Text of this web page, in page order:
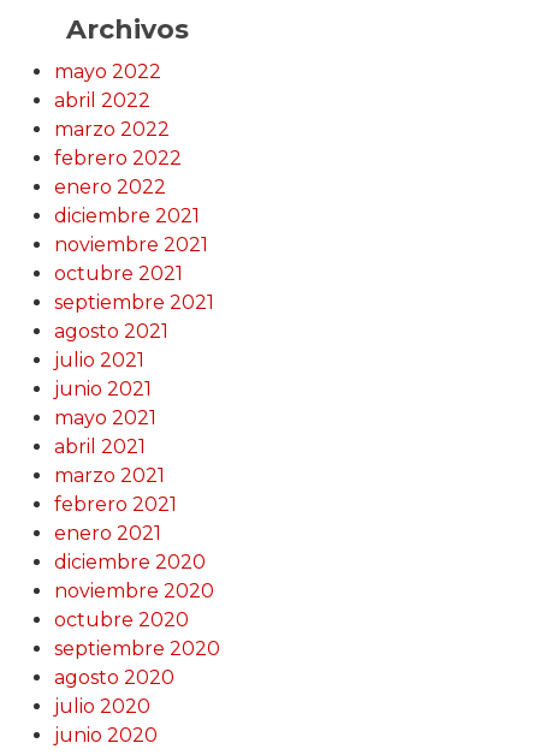
Archivos
mayo 2022
abril 2022
marzo 2022
febrero 2022
enero 2022
diciembre 2021
noviembre 2021
octubre 2021
septiembre 2021
agosto 2021
julio 2021
junio 2021
mayo 2021
abril 2021
marzo 2021
febrero 2021
enero 2021
diciembre 2020
noviembre 2020
octubre 2020
septiembre 2020
agosto 2020
julio 2020
junio 2020